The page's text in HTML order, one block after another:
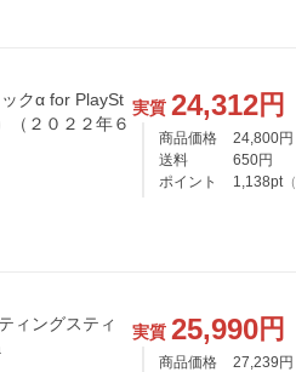
クα for PlaySt
（２０２２年６
実質 24,312円
商品価格 24,800円
送料
650円
ポイント
1,138pt（
ィングスティ
実質 25,990円
商品価格 27,239 円